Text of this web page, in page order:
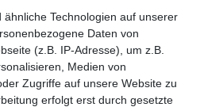
Kronleuchter
und günstige Kinderwagen
und Imbiss
Technologien auf unserer
Daten von
(z.B. IP-Adresse), um z.B.
Medien von
Zugriffe auf unsere Website zu
erfolgt erst durch gesetzte